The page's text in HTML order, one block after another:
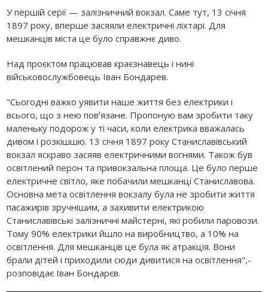
У першій серії — залізничний вокзал. Саме тут, 13 січня
1897 року, вперше засяяли електричні ліхтарі. Для
мешканців міста це було справжнє диво.
Над проєктом працював краєзнавець і нині
військовослужбовець Іван Бондарев.
"Сьогодні важко уявити наше життя без електрики і
всього, що з нею повʼязане. Пропоную вам зробити таку
маленьку подорож у ті часи, коли електрика вважалась
дивом і розкішшю. 13 січня 1897 року Станиславівський
вокзал яскраво засяяв електричними вогнями. Також був
освітлений перон та привокзальна площа. Це було перше
електричне світло, яке побачили мешканці Станиславова.
Основна мета освітлення вокзалу була не зробити життя
пасажирів зручнішим, а захивити електрикою
Станиславівські залізничні майстерні, які робили паровози.
Тому 90% електрики йшло на виробництво, а 10% на
освітлення. Для мешканців це була як атракція. Вони
брали дітей і приходили сюди дивитися на освітлення",-
розповідає Іван Бондарєв.